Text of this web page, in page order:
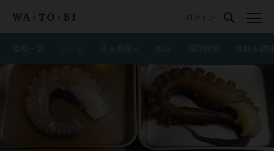
ログイン
レシピ 店＆料理人 献立 食材＆調